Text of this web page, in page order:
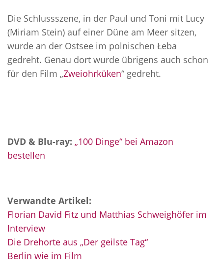
Die Schlussszene, in der Paul und Toni mit Lucy
(Miriam Stein) auf einer Düne am Meer sitzen,
wurde an der Ostsee im polnischen Łeba
gedreht. Genau dort wurde übrigens auch schon
für den Film „Zweiohrküken“ gedreht.
DVD & Blu-ray: „100 Dinge“ bei Amazon
bestellen
Verwandte Artikel:
Florian David Fitz und Matthias Schweighöfer im
Interview
Die Drehorte aus „Der geilste Tag“
Berlin wie im Film